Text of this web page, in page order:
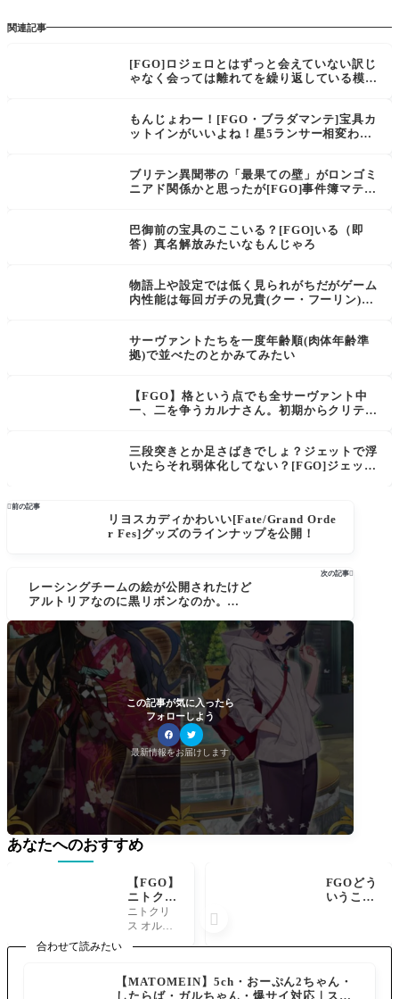
関連記事
[FGO]ロジェロとはずっと会えていない訳じ
ゃなく会っては離れてを繰り返している模
もんじょわー！[FGO・ブラダマンテ]宝具カ
ットインがいいよね！星5ランサー相変わら
ブリテン異聞帯の「最果ての壁」がロンゴミ
ニアド関係かと思ったが[FGO]事件簿マテに
巴御前の宝具のここいる？[FGO]いる（即
答）真名解放みたいなもんじゃろ
物語上や設定では低く見られがちだがゲーム
内性能は毎回ガチの兄貴(クー・フーリン)[F
サーヴァントたちを一度年齢順(肉体年齢準
拠)で並べたのとかみてみたい
【FGO】格という点でも全サーヴァント中
一、二を争うカルナさん。初期からクリティ
三段突きとか足さばきでしょ？ジェットで浮
いたらそれ弱体化してない？[FGO]ジェット
前の記事
リヨスカディかわいい[Fate/Grand Orde
r Fes]グッズのラインナップを公開！
次の記事
レーシングチームの絵が公開されたけど
アルトリアなのに黒リボンなのか。ここ
リリィって教えて貰ったけど[GOODSMI
LE RACING ＆ TYPE-MOON RACING]
この記事が気に入ったら
フォローしよう
最新情報をお届けします
合わせて読みたい
【MATOMEIN】5ch・おーぷん2ちゃん・
したらば・ガルちゃん・爆サイ対応｜スマ
あなたへのおすすめ
【FGO】
ニトクリ
ス〔オル
タ〕マイ
アスにお
ニトクリ
ス オルタ
ュ オジマ
FGOどう
いうこと
ンノスは
